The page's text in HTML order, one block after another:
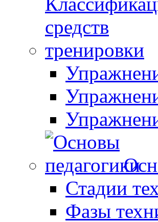
Стадии
Фазы